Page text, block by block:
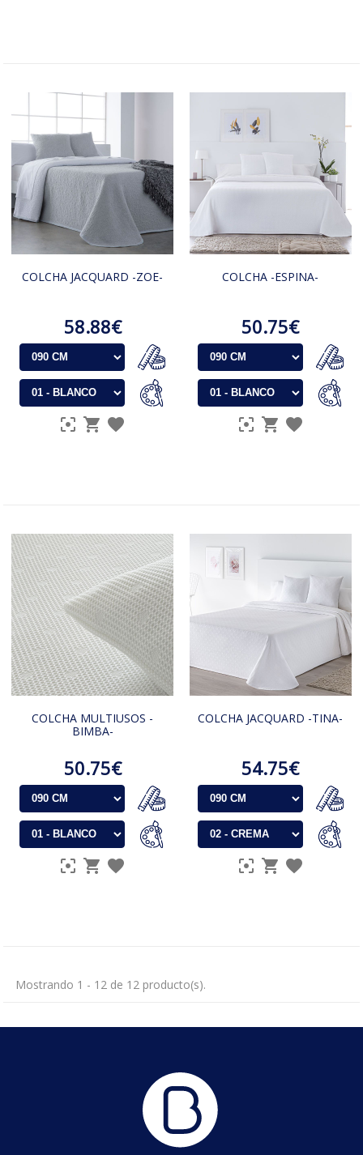
COLCHA JACQUARD -ZOE-
58.88€
COLCHA -ESPINA-
50.75€
COLCHA MULTIUSOS -
BIMBA-
50.75€
COLCHA JACQUARD -TINA-
54.75€
Mostrando 1 - 12 de 12 producto(s).